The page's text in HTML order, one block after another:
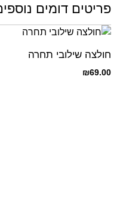
פריטים דומים
חולצה שילובי תחרה
₪69.00